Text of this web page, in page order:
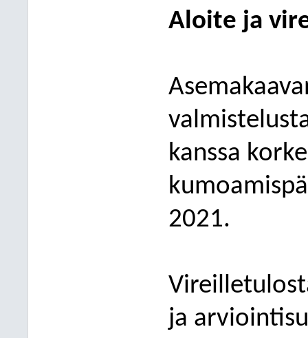
Aloite ja
kanssa
2021.
ja